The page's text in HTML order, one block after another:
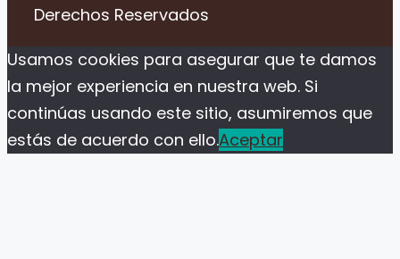
Derechos Reservados
Usamos cookies para asegurar que te damos
la mejor experiencia en nuestra web. Si
continúas usando este sitio, asumiremos que
estás de acuerdo con ello.Aceptar